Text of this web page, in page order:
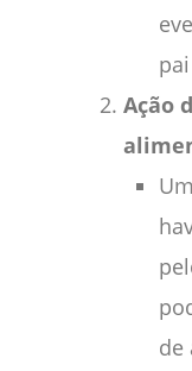
Ação
de